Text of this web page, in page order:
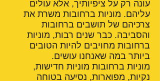
עונה רק על ציפיותיך, אלא עולים
עליהם. מוניות ברחובות משרת את
צרכיהם של תושבים ברחובות
והסביבה. כבר שנים רבות, מוניות
ברחובות מחויבים להיות הטובים
ביותר במה שאנחנו עושים.
מוניות ברחובות מוניות חדישות,
נקיות, מפוארות, נסיעה בטוחה